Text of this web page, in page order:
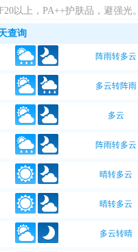
以上，PA++护肤品，避强光。
查询
阵雨转多云
多云转阵雨
多云
阵雨转多云
晴转多云
晴转多云
多云转晴